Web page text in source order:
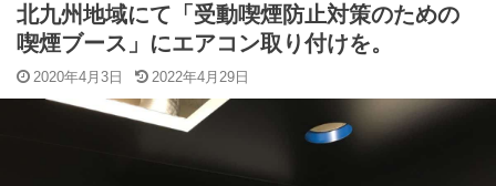
北九州地域にて「受動喫煙防止対策のための
喫煙ブース」にエアコン取り付けを。
2020年4月3日 2022年4月29日